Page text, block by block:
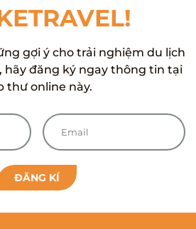
gợi ý cho trải nghiệm du lịch
hãy đăng ký ngay thông tin tại
thư online này.
ĐĂNG KÍ